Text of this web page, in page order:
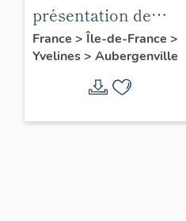
présentation de
l'étude
d'Elisabethville
France > Île-de-France >
Yvelines> Aubergenville